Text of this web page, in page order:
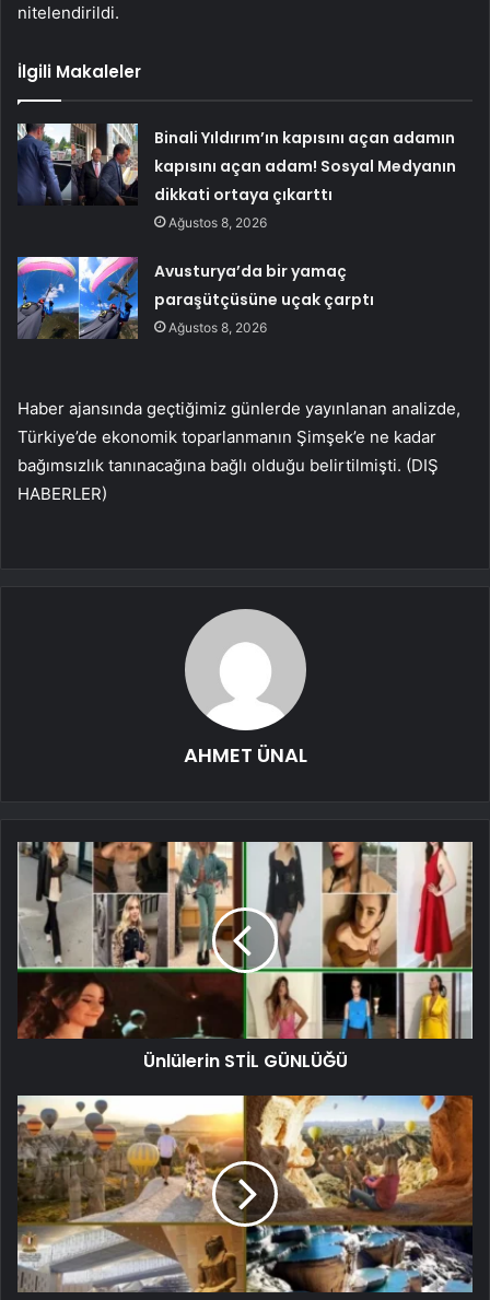
nitelendirildi.
İlgili Makaleler
Binali Yıldırım’ın kapısını açan adamın
kapısını açan adam! Sosyal Medyanın
dikkati ortaya çıkarttı
Ağustos 8, 2026
Avusturya’da bir yamaç
paraşütçüsüne uçak çarptı
Ağustos 8, 2026
Haber ajansında geçtiğimiz günlerde yayınlanan analizde,
Türkiye’de ekonomik toparlanmanın Şimşek’e ne kadar
bağımsızlık tanınacağına bağlı olduğu belirtilmişti. (DIŞ
HABERLER)
AHMET ÜNAL
Ünlülerin STİL GÜNLÜĞÜ